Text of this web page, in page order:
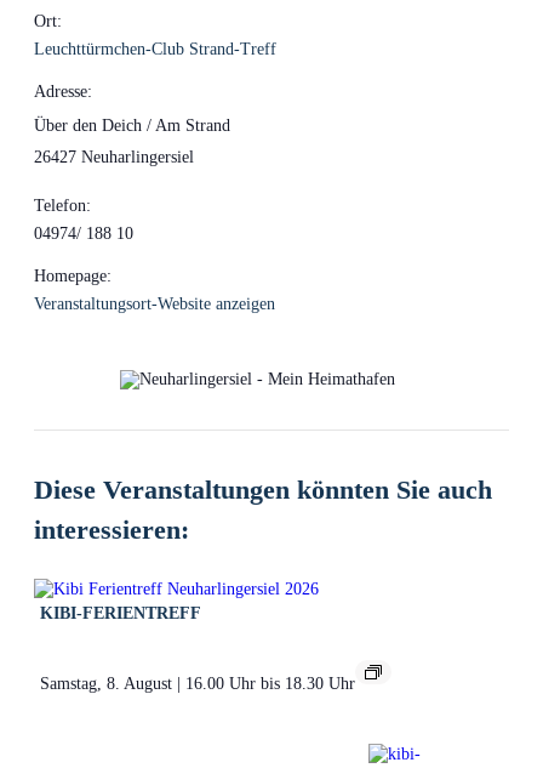
Ort:
Leuchttürmchen-Club Strand-Treff
Adresse:
Über den Deich / Am Strand
26427 Neuharlingersiel
Telefon:
04974/ 188 10
Homepage:
Veranstaltungsort-Website anzeigen
Diese Veranstaltungen könnten Sie auch
interessieren:
KIBI-FERIENTREFF
Samstag, 8. August | 16.00 Uhr bis 18.30 Uhr